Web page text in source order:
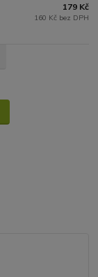
179 Kč
160 Kč bez DPH